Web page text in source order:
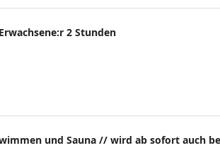
2 Stunden
und Sauna // wird ab sofort auch